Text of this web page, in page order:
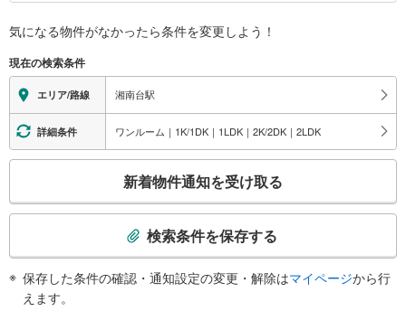
ー、こども館、市民シアター、市民センター、公民館、湘南台子育て支援セン
ター、東口バスのりば、東口タクシーのりば
東口Ｆ
湘南台１・７丁目、東口広場、湘南台中学校、湘南台公園、藤沢市総合市民図
書館
東口Ｇ
湘南台１・５・６・７丁目、東大通り、湘南台公園、藤沢市湘南台文化センタ
ー、こども館、市民シアター、市民センター、公民館、湘南台子育て支援セン
ター
湘南台１・７丁目、東大通り、藤沢市総合市民図書館、湘南台中学校、湘南台
公園、藤沢工科高等学校
湘南台２・３・４丁目、西大通り、藤沢市北消防署、藤沢市まちづくり協会ビ
ル、湘南台高校
西口Ｂ
※段差なしでの移動経路
【小田急電鉄】：○
【相模鉄道】：○
【横浜市交通局】：○
エレベータ
【小田急電鉄】
・各ホーム⇔改札
【横浜市交通局】
【小田急電鉄】【相模鉄道】【横浜市交通局】
・改札⇔西口１Ｆ
エスカレータ
気になる物件がなかったら条件を変更しよう！
現在の検索条件
エリア/路線 湘南台駅
詳細条件 ワンルーム｜1K/1DK｜1LDK｜2K/2DK｜2LDK
検
新着物件通知を受け取る
検索条件を保存する
保存した条件の確認・通知設定の変更・解除はマイページから行
えます。